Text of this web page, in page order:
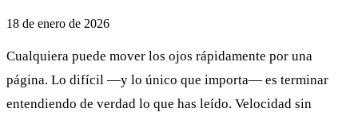
18 de enero de 2026
Cualquiera puede mover los ojos rápidamente por una
página. Lo difícil —y lo único que importa— es terminar
entendiendo de verdad lo que has leído. Velocidad sin